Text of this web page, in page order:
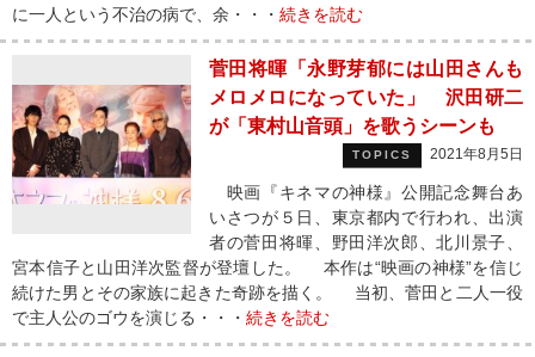
に一人という不治の病で、余・・・ 続きを読む
菅田将暉「永野芽郁には山田さんも
メロメロになっていた」 沢田研二
が「東村山音頭」を歌うシーンも
TOPICS 2021年8月5日
映画『キネマの神様』公開記念舞台あ
いさつが５日、東京都内で行われ、出演
者の菅田将暉、野田洋次郎、北川景子、
宮本信子と山田洋次監督が登壇した。 本作は“映画の神様”を信じ
続けた男とその家族に起きた奇跡を描く。 当初、菅田と二人一役
で主人公のゴウを演じる・・・ 続きを読む